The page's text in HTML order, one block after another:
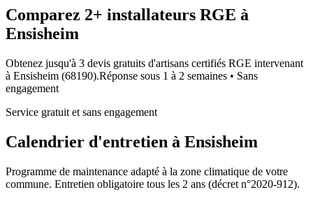
Comparez 2+ installateurs RGE à
Ensisheim
Obtenez jusqu'à 3 devis gratuits d'artisans certifiés RGE intervenant
à Ensisheim (68190).Réponse sous 1 à 2 semaines • Sans
engagement
Service gratuit et sans engagement
Calendrier d'entretien à Ensisheim
Programme de maintenance adapté à la zone climatique de votre
commune. Entretien obligatoire tous les 2 ans (décret n°2020-912).